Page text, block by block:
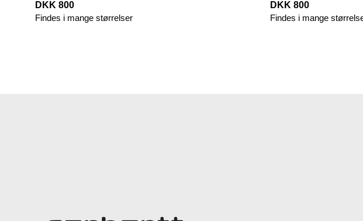
DKK 800
Findes i mange størrelser
DKK 800
Findes i mange